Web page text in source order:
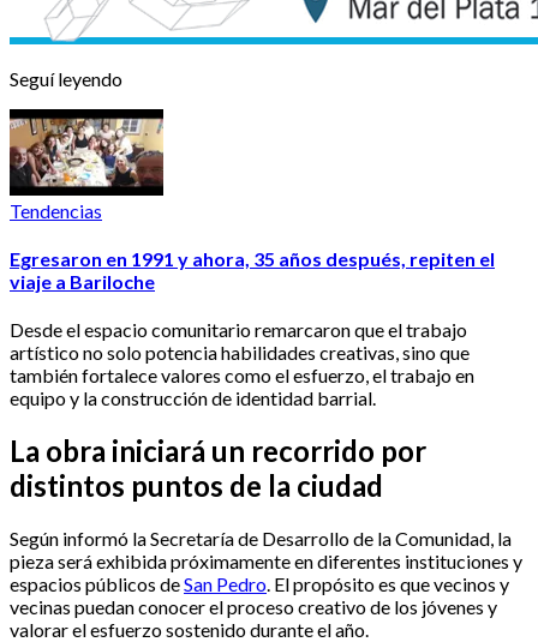
Seguí leyendo
Tendencias
Egresaron en 1991 y ahora, 35 años después, repiten el
viaje a Bariloche
Desde el espacio comunitario remarcaron que el trabajo
artístico no solo potencia habilidades creativas, sino que
también fortalece valores como el esfuerzo, el trabajo en
equipo y la construcción de identidad barrial.
La obra iniciará un recorrido por
distintos puntos de la ciudad
Según informó la Secretaría de Desarrollo de la Comunidad, la
pieza será exhibida próximamente en diferentes instituciones y
espacios públicos deSan Pedro. El propósito es que vecinos y
vecinas puedan conocer el proceso creativo de los jóvenes y
valorar el esfuerzo sostenido durante el año.